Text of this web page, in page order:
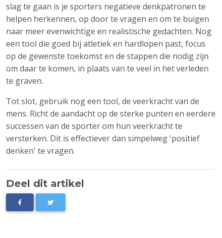
slag te gaan is je sporters negatieve denkpatronen te
helpen herkennen, op door te vragen en om te buigen
naar meer evenwichtige en realistische gedachten. Nog
een tool die goed bij atletiek en hardlopen past, focus
op de gewenste toekomst en de stappen die nodig zijn
om daar te komen, in plaats van te veel in het verleden
te graven.
Tot slot, gebruik nog een tool, de veerkracht van de
mens. Richt de aandacht op de sterke punten en eerdere
successen van de sporter om hun veerkracht te
versterken. Dit is effectiever dan simpelweg 'positief
denken' te vragen.
Deel dit artikel